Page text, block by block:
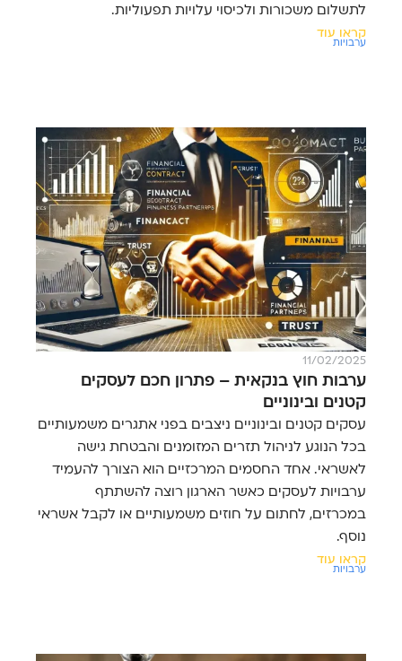
לתשלום משכורות ולכיסוי עלויות תפעוליות.
קראו עוד
ערבויות
11/02/2025
ערבות חוץ בנקאית – פתרון חכם לעסקים
קטנים ובינוניים
עסקים קטנים ובינוניים ניצבים בפני אתגרים משמעותיים
בכל הנוגע לניהול תזרים המזומנים והבטחת גישה
לאשראי. אחד החסמים המרכזיים הוא הצורך להעמיד
ערבויות לעסקים כאשר הארגון רוצה להשתתף
במכרזים, לחתום על חוזים משמעותיים או לקבל אשראי
נוסף.
קראו עוד
ערבויות